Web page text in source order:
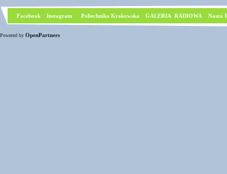
Facebook Instagram Poliechnika Krakowska GALERIA RADIOWA Nasza
Powered by OpenPartners